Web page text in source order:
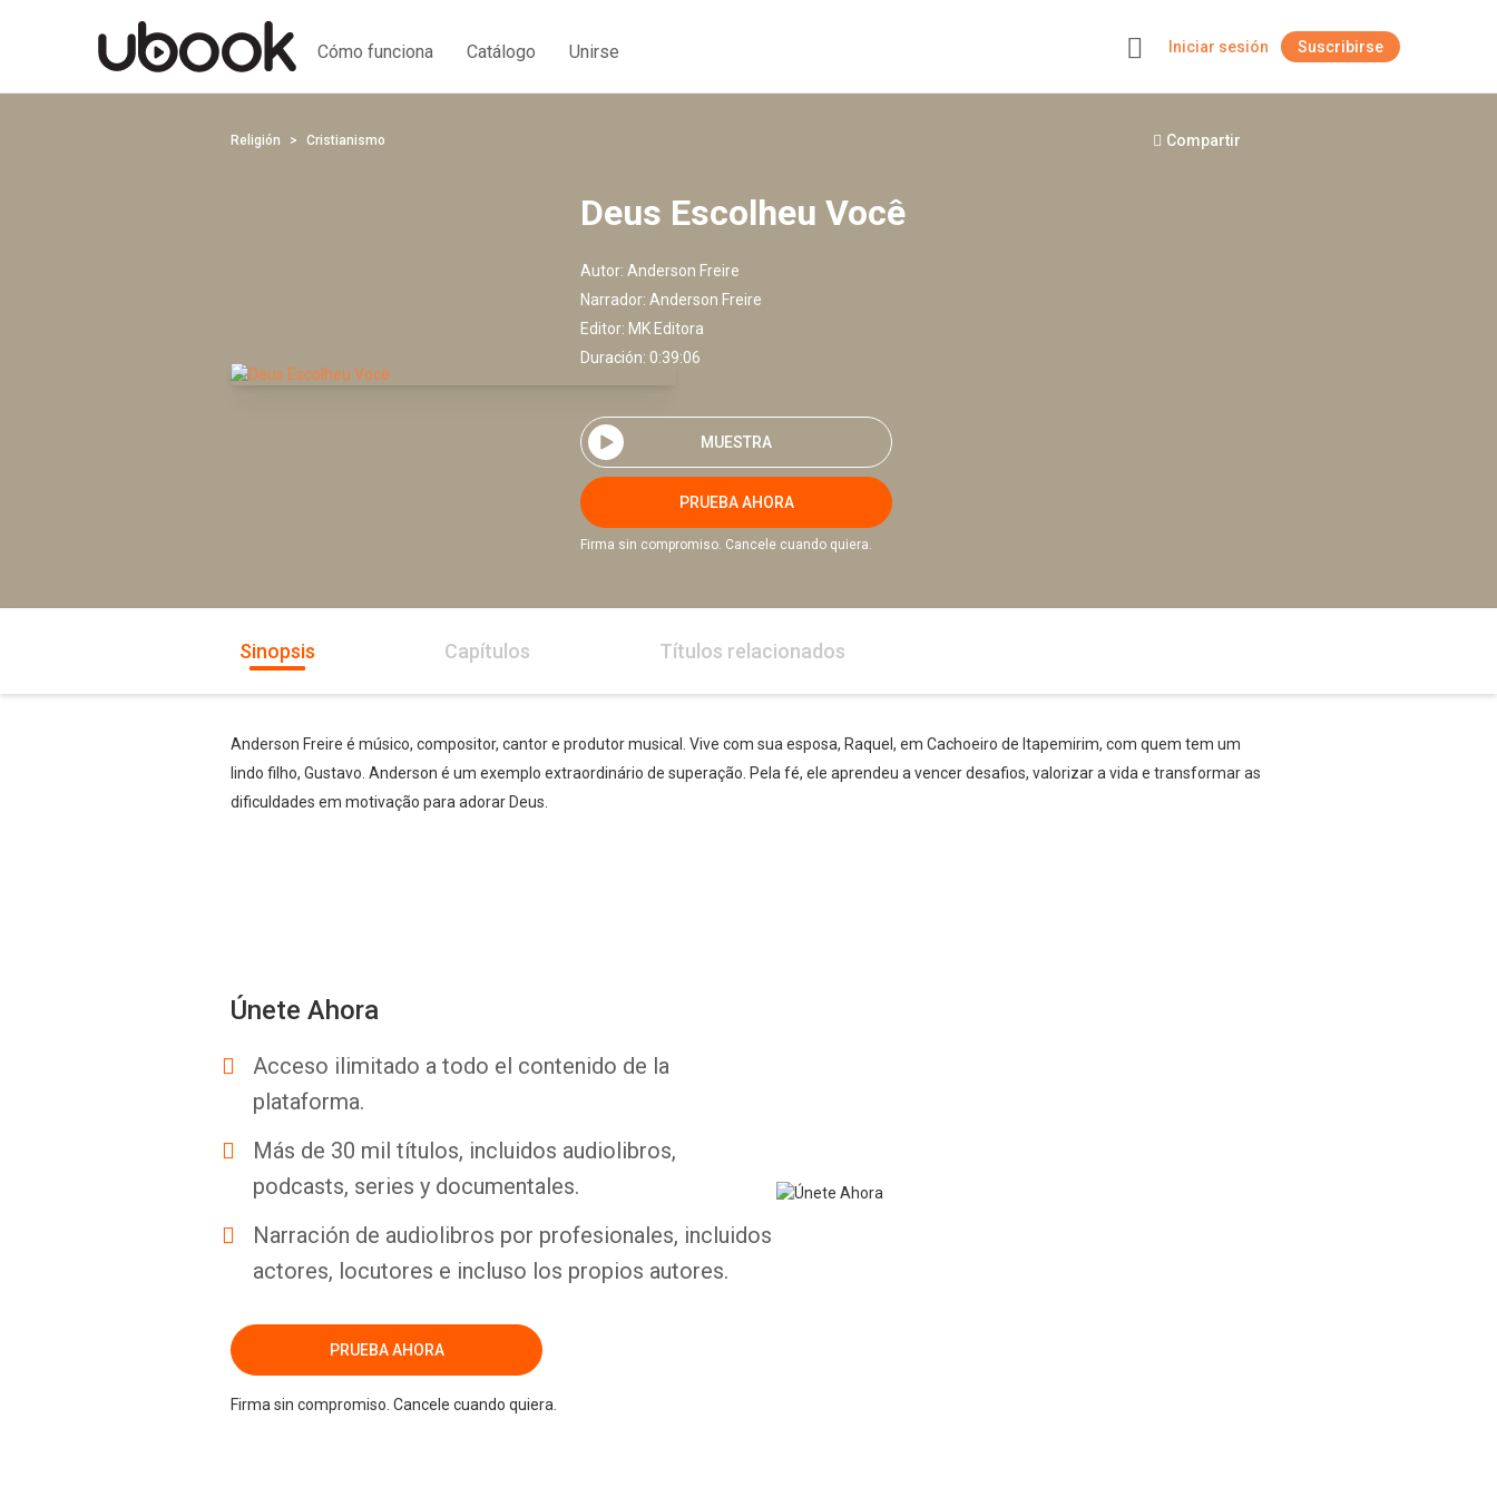
Cómo funciona Catálogo Unirse Iniciar sesión Suscribirse
Religión Cristianismo Compartir
Deus Escolheu Você
Autor: Anderson Freire
Narrador: Anderson Freire
Editor: MK Editora
Duración: 0:39:06
MUESTRA
PRUEBA AHORA
Firma sin compromiso. Cancele cuando quiera.
Sinopsis Capítulos Títulos relacionados
Anderson Freire é músico, compositor, cantor e produtor musical. Vive com sua esposa, Raquel, em Cachoeiro de Itapemirim, com quem tem um
lindo filho, Gustavo. Anderson é um exemplo extraordinário de superação. Pela fé, ele aprendeu a vencer desafios, valorizar a vida e transformar as
dificuldades em motivação para adorar Deus.
Únete Ahora
Acceso ilimitado a todo el contenido de la
plataforma.
Más de 30 mil títulos, incluidos audiolibros,
podcasts, series y documentales.
Narración de audiolibros por profesionales, incluidos
actores, locutores e incluso los propios autores.
PRUEBA AHORA
Firma sin compromiso. Cancele cuando quiera.